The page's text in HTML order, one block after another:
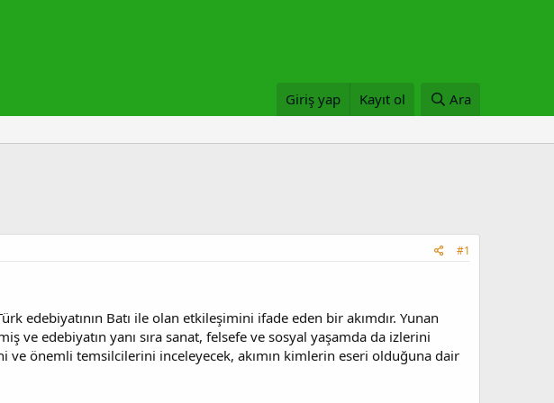
Giriş yap Kayıt ol Ara
#1
edebiyatının Batı ile olan etkileşimini ifade eden bir akımdır. Yunan
ve edebiyatın yanı sıra sanat, felsefe ve sosyal yaşamda da izlerini
ve önemli temsilcilerini inceleyecek, akımın kimlerin eseri olduğuna dair